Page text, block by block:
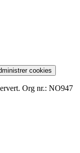
cookies
Org nr.: NO947